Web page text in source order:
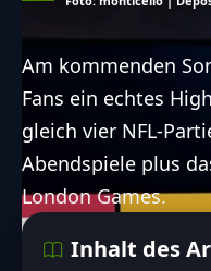
Am kommenden
Fans ein echtes
gleich vier NFL-
Abendspiele plus
London Games.
Inhalt des